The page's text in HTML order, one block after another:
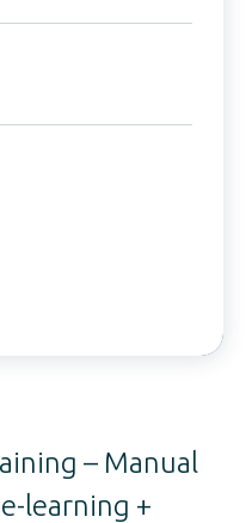
– Manual
learning +